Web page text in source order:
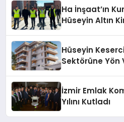
Ha İnşaat’ın
Hüseyin Altın
Hüseyin
Sektörüne Yön
İzmir Emlak
Yılını Kutladı